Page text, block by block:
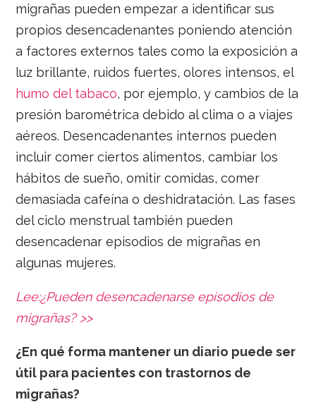
migrañas pueden empezar a identificar sus
propios desencadenantes poniendo atención
a factores externos tales como la exposición a
luz brillante, ruidos fuertes, olores intensos, el
humo del tabaco, por ejemplo, y cambios de la
presión barométrica debido al clima o a viajes
aéreos. Desencadenantes internos pueden
incluir comer ciertos alimentos, cambiar los
hábitos de sueño, omitir comidas, comer
demasiada cafeína o deshidratación. Las fases
del ciclo menstrual también pueden
desencadenar episodios de migrañas en
algunas mujeres.
Lee:¿Pueden desencadenarse episodios de
migrañas? >>
¿En qué forma mantener un diario puede ser
útil para pacientes con trastornos de
migrañas?